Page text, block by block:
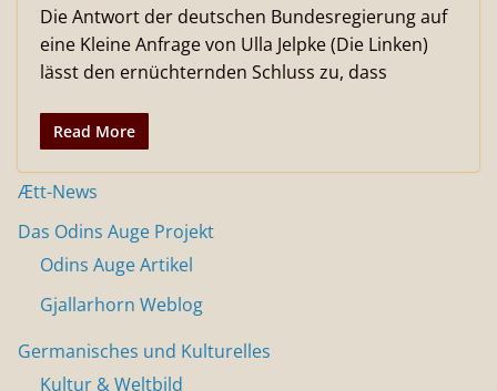
Die Antwort der deutschen Bundesregierung auf
eine Kleine Anfrage von Ulla Jelpke (Die Linken)
lässt den ernüchternden Schluss zu, dass
Read More
Ætt-News
Das Odins Auge Projekt
Odins Auge Artikel
Gjallarhorn Weblog
Germanisches und Kulturelles
Kultur & Weltbild